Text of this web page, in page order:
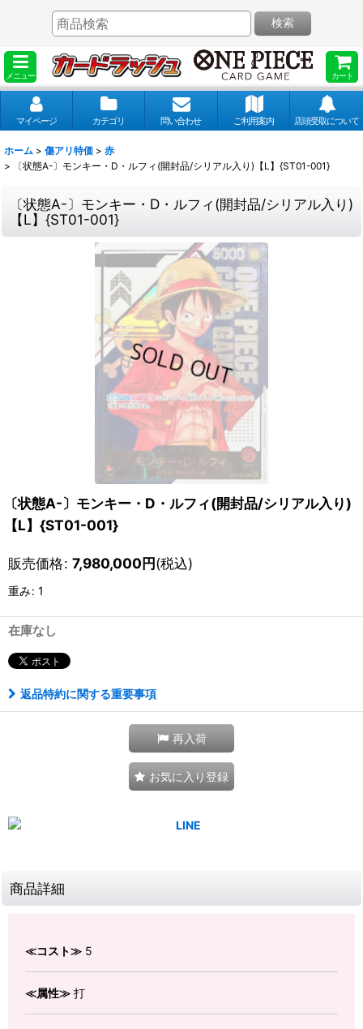
メニュー カート
検索
マイページ カテゴリ 問い合わせ ご利用案内 店頭受取について
ホーム > 傷アリ特価 > 赤
>
〔状態A-〕モンキー・D・ルフィ(開封品/シリアル入り)【L】{ST01-001}
〔状態A-〕モンキー・D・ルフィ(開封品/シリアル入り)
【L】{ST01-001}
〔状態A-〕モンキー・D・ルフィ(開封品/シリアル入り)
【L】{ST01-001}
販売価格: 7,980,000円(税込)
重み: 1
在庫なし
返品特約に関する重要事項
再入荷
お気に入り登録
商品詳細
≪コスト≫ 5
≪属性≫ 打